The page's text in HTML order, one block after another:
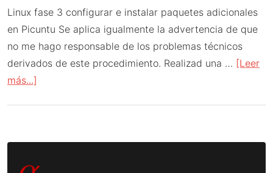
Linux fase 3 configurar e instalar paquetes adicionales
en Picuntu Se aplica igualmente la advertencia de que
no me hago responsable de los problemas técnicos
derivados de este procedimiento. Realizad una … [Leer
más...]
headless
Barra